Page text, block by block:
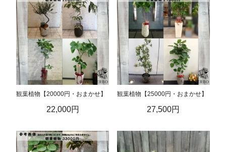
観葉植物【20000円・おまかせ】
22,000円
観葉植物【25000円・おまかせ】
27,500円